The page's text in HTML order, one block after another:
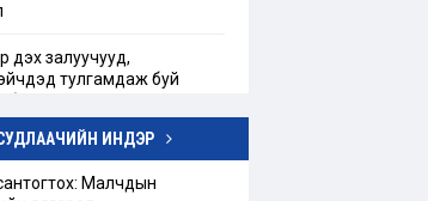
дэх залуучууд,
тулгамдаж буй
бус байгууллагын тухай
шаардлагын тандан
ИНДЭР
Малчдын